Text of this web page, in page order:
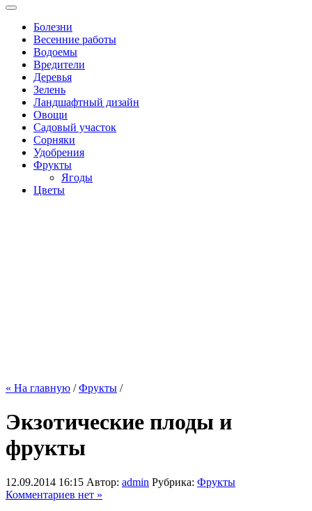
Болезни
Весенние работы
Водоемы
Вредители
Деревья
Зелень
Ландшафтный дизайн
Овощи
Садовый участок
Сорняки
Удобрения
Фрукты
Ягоды
Цветы
« На главную /Фрукты /
Экзотические плоды и
фрукты
12.09.2014 16:15 Автор: admin Рубрика: Фрукты
Комментариев нет »